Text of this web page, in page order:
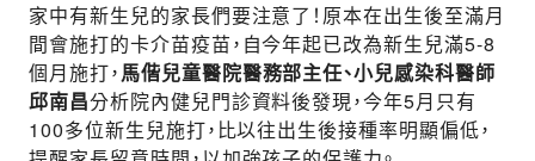
家中有新生兒的家長們要注意了！原本在出生後至滿月
間會施打的卡介苗疫苗，自今年起已改為新生兒滿5-8
個月施打，馬偕兒童醫院醫務部主任、小兒感染科醫師
邱南昌分析院內健兒門診資料後發現，今年5月只有
100多位新生兒施打，比以往出生後接種率明顯偏低，